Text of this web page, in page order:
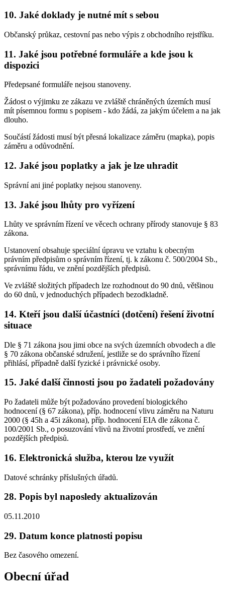
10. Jaké doklady je nutné mít s sebou
Občanský průkaz, cestovní pas nebo výpis z obchodního rejstříku.
11. Jaké jsou potřebné formuláře a kde jsou k
dispozici
Předepsané formuláře nejsou stanoveny.
Žádost o výjimku ze zákazu ve zvláště chráněných územích musí
mít písemnou formu s popisem - kdo žádá, za jakým účelem a na jak
dlouho.
Součástí žádosti musí být přesná lokalizace záměru (mapka), popis
záměru a odůvodnění.
12. Jaké jsou poplatky a jak je lze uhradit
Správní ani jiné poplatky nejsou stanoveny.
13. Jaké jsou lhůty pro vyřízení
Lhůty ve správním řízení ve věcech ochrany přírody stanovuje § 83
zákona.
Ustanovení obsahuje speciální úpravu ve vztahu k obecným
právním předpisům o správním řízení, tj. k zákonu č. 500/2004 Sb.,
správnímu řádu, ve znění pozdějších předpisů.
Ve zvláště složitých případech lze rozhodnout do 90 dnů, většinou
do 60 dnů, v jednoduchých případech bezodkladně.
14. Kteří jsou další účastníci (dotčení) řešení životní
situace
Dle § 71 zákona jsou jimi obce na svých územních obvodech a dle
§ 70 zákona občanské sdružení, jestliže se do správního řízení
přihlásí, případně další fyzické i právnické osoby.
15. Jaké další činnosti jsou po žadateli požadovány
Po žadateli může být požadováno provedení biologického
hodnocení (§ 67 zákona), příp. hodnocení vlivu záměru na Naturu
2000 (§ 45h a 45i zákona), příp. hodnocení EIA dle zákona č.
100/2001 Sb., o posuzování vlivů na životní prostředí, ve znění
pozdějších předpisů.
16. Elektronická služba, kterou lze využít
Datové schránky příslušných úřadů.
28. Popis byl naposledy aktualizován
05.11.2010
29. Datum konce platnosti popisu
Bez časového omezení.
Obecní úřad